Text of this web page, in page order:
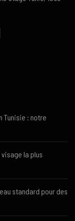
Tunisie : notre
la plus
standard pour des